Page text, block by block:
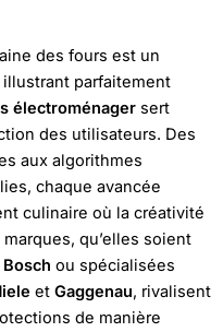
des fours est un
parfaitement
électroménager sert
des utilisateurs. Des
aux algorithmes
chaque avancée
culinaire où la créativité
qu’elles soient
Bosch ou spécialisées
et Gaggenau, rivalisent
de manière